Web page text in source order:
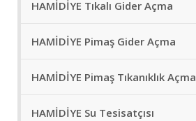
HAMİDİYE Tıkalı Gider Açma
HAMİDİYE Pimaş Gider Açma
HAMİDİYE Pimaş Tıkanıklık Açma
HAMİDİYE Su Tesisatçısı